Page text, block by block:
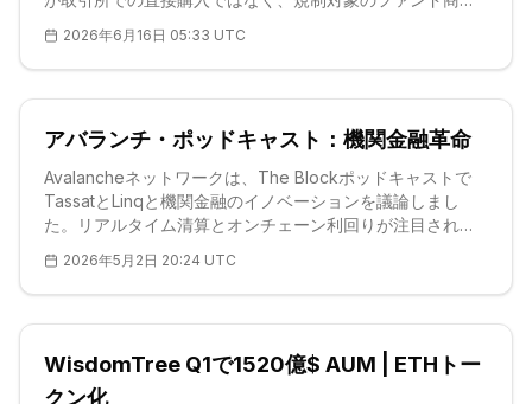
純流入はファンドに入った新規資金と流出した資金の差分
を示す指標であり、アルトコイン(Altcoin)に対する機関投
資家の関心が完全に冷え込んだわけではないことを物語
とはできないが、プラスの流入が連
2026年6月16日 05:33 UTC
アバランチ・ポッドキャスト：機関金融革命
Avalancheネットワークは、The Blockポッドキャストで
TassatとLinqと機関金融のイノベーションを議論しまし
た。リアルタイム清算とオンチェーン利回りが注目されて
スケーラビリティと規制遵守が機関投資家の採用を加速さ
せています。
2026年5月2日 20:24 UTC
WisdomTree Q1で1520億$ AUM | ETHトー
クン化